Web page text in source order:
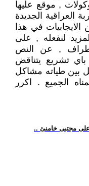
, موقع عليها
العراقية الجديدة
في هذا
لنفعله , على
, عن النص
باي تشريع يتناقض
بين طياته مشاكل
الجميع . اكرر
مجتبى خامنئ